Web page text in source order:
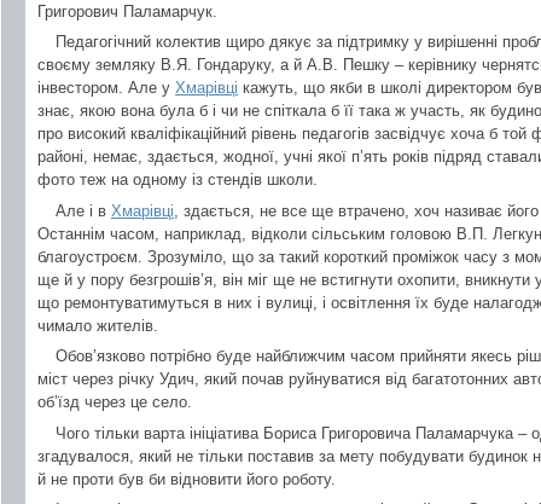
Григорович Паламарчук.
Педагогічний колектив щиро дякує за підтримку у вирішенні
своєму земляку В.Я. Гондаруку, а й А.В. Пешку – керівнику
інвестором. Але у Хмарівці кажуть, що якби в школі директором
знає, якою вона була б і чи не спіткала б її така ж участь, як
про високий кваліфікаційний рівень педагогів засвідчує хоча б
районі, немає, здається, жодної, учні якої п’ять років підряд
фото теж на одному із стендів школи.
Але і в Хмарівці , здається, не все ще втрачено, хоч називає
Останнім часом, наприклад, відколи сільським головою В.П.
благоустроєм. Зрозуміло, що за такий короткий проміжок часу з
ще й у пору безгрошів’я, він міг ще не встигнути охопити,
що ремонтуватимуться в них і вулиці, і освітлення їх буде
чимало жителів.
Обов’язково потрібно буде найближчим часом прийняти якесь
міст через річку Удич, який почав руйнуватися від багатотонних
об’їзд через це село.
Чого тільки варта ініціатива Бориса Григоровича Паламарчука –
згадувалося, який не тільки поставив за мету побудувати
й не проти був би відновити його роботу.